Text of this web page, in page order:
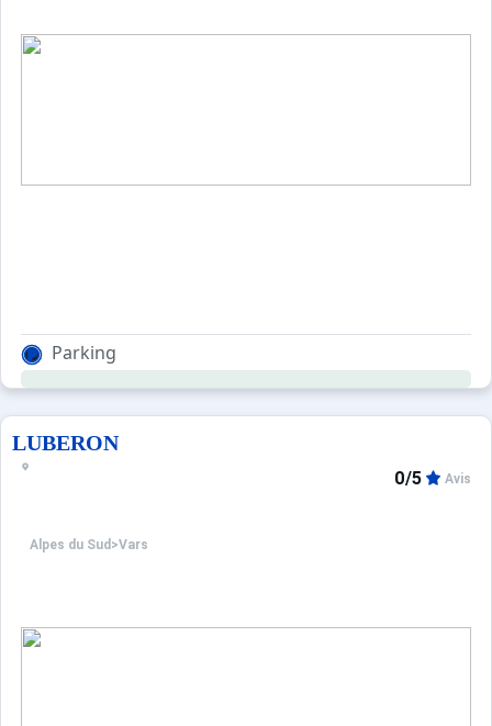
Parking
LUBERON
Alpes du Sud >Vars
0/5 Avis